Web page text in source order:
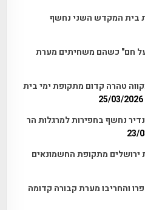
בית המקדש השני נחשף
חם" כשהם משחיתים מערת
טהרה קדום מתקופת ימי בית
25/03/2026
נדיר נחשף בחפירות למרגלות הר
23/
מתקופת החשמונאים
והחריבו מערת קבורה קדומה